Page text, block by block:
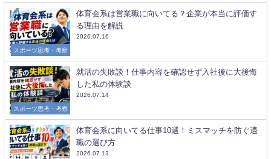
スポーツ思考・考察
体育会系は営業職に向いてる？企業が本当に評価す
る理由を解説
2026.07.16
スポーツ思考・考察
就活の失敗談！仕事内容を確認せず入社後に大後悔
した私の体験談
2026.07.14
体育会系に向いてる仕事10選！ミスマッチを防ぐ適
職の選び方
2026.07.13